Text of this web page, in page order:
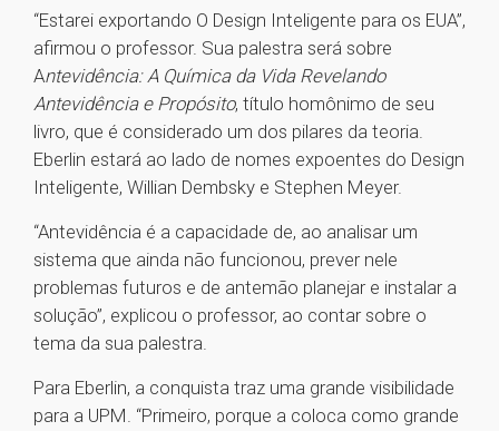
“Estarei exportando O Design Inteligente para os EUA”,
afirmou o professor. Sua palestra será sobre
Antevidência: A Química da Vida Revelando
Antevidência e Propósito, título homônimo de seu
livro, que é considerado um dos pilares da teoria.
Eberlin estará ao lado de nomes expoentes do Design
Inteligente, Willian Dembsky e Stephen Meyer.
“Antevidência é a capacidade de, ao analisar um
sistema que ainda não funcionou, prever nele
problemas futuros e de antemão planejar e instalar a
solução”, explicou o professor, ao contar sobre o
tema da sua palestra.
Para Eberlin, a conquista traz uma grande visibilidade
para a UPM. “Primeiro, porque a coloca como grande